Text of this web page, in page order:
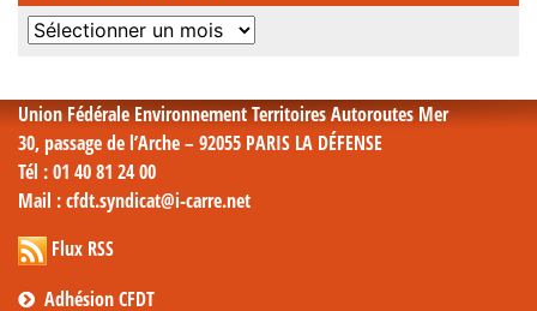
Archives
Union Fédérale Environnement Territoires Autoroutes Mer
30, passage de l’Arche – 92055 PARIS LA DÉFENSE
Tél : 01 40 81 24 00
Mail : cfdt.syndicat@i-carre.net
Flux RSS
Adhésion CFDT